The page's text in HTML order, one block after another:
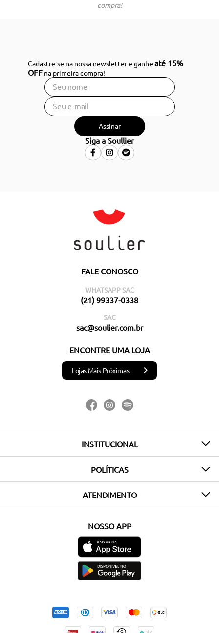
compra!
Cadastre-se na nossa newsletter e ganheaté 15%
OFF na primeira compra!
Assinar
Siga a Soullier
FALE CONOSCO
WHATSAPP SAC
(21) 99337-0338
SAC
sac@soulier.com.br
ENCONTRE UMA LOJA
Lojas Mais Próximas
INSTITUCIONAL
POLÍTICAS
ATENDIMENTO
NOSSO APP